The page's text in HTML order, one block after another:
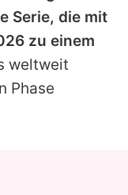
Serie, die mit
zu einem
weltweit
Phase